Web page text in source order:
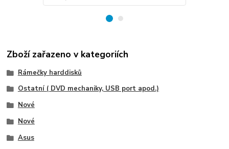
Zboží zařazeno v kategoriích
Rámečky harddisků
Ostatní ( DVD mechaniky, USB port apod.)
Nové
Nové
Asus